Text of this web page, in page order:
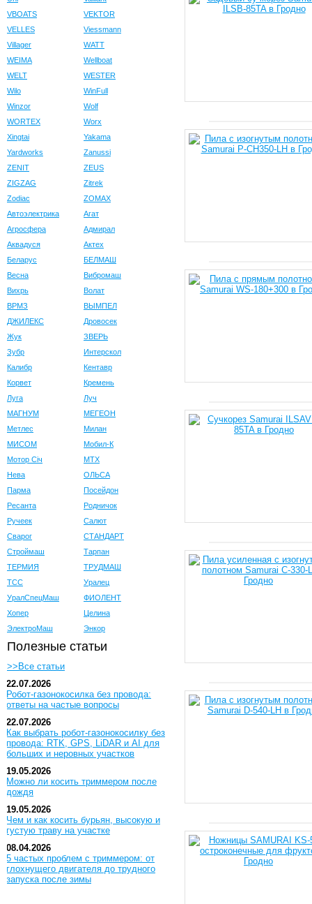
VBOATS
VEKTOR
VELLES
Viessmann
Villager
WATT
WEIMA
Wellboat
WELT
WESTER
Wilo
WinFull
Winzor
Wolf
WORTEX
Worx
Xingtai
Yakama
Yardworks
Zanussi
ZENIT
ZEUS
ZIGZAG
Zitrek
Zodiac
ZOMAX
Автоэлектрика
Агат
Агросфера
Адмирал
Аквадуся
Актех
Беларус
БЕЛМАШ
Весна
Вибромаш
Вихрь
Волат
ВРМЗ
ВЫМПЕЛ
ДЖИЛЕКС
Дровосек
Жук
ЗВЕРЬ
Зубр
Интерскол
Калибр
Кентавр
Корвет
Кремень
Луга
Луч
МАГНУМ
МЕГЕОН
Метлес
Милан
МИСОМ
Мобил-К
Мотор Сiч
МТХ
Нева
ОЛЬСА
Парма
Посейдон
Ресанта
Родничок
Ручеек
Салют
Сварог
СТАНДАРТ
Строймаш
Тарпан
ТЕРМИЯ
ТРУДМАШ
ТСС
Уралец
УралСпецМаш
ФИОЛЕНТ
Хопер
Целина
ЭлектроМаш
Энкор
Полезные статьи
>>Все статьи
22.07.2026
Робот-газонокосилка без провода:
ответы на частые вопросы
22.07.2026
Как выбрать робот-газонокосилку без
провода: RTK, GPS, LiDAR и AI для
больших и неровных участков
19.05.2026
Можно ли косить триммером после
дождя
19.05.2026
Чем и как косить бурьян, высокую и
густую траву на участке
08.04.2026
5 частых проблем с триммером: от
глохнущего двигателя до трудного
запуска после зимы